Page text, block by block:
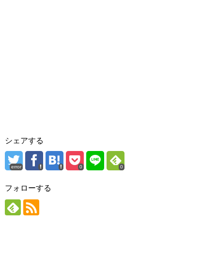
シェアする
error 0 0
フォローする